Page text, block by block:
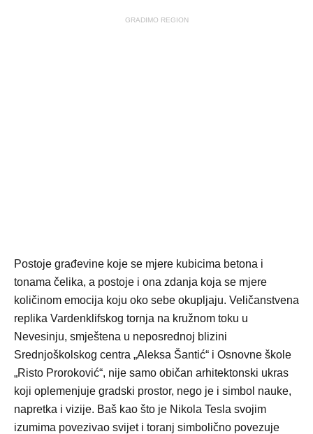
GRADIMO REGION
Postoje građevine koje se mjere kubicima betona i
tonama čelika, a postoje i ona zdanja koja se mjere
količinom emocija koju oko sebe okupljaju. Veličanstvena
replika Vardenklifskog tornja na kružnom toku u
Nevesinju, smještena u neposrednoj blizini
Srednjoškolskog centra „Aleksa Šantić“ i Osnovne škole
„Risto Proroković“, nije samo običan arhitektonski ukras
koji oplemenjuje gradski prostor, nego je i simbol nauke,
napretka i vizije. Baš kao što je Nikola Tesla svojim
izumima povezivao svijet i toranj simbolično povezuje